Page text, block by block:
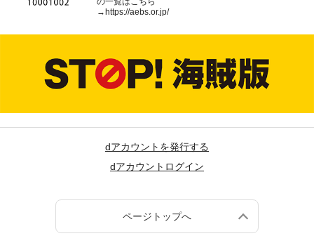
→ https://aebs.or.jp/
dアカウントを発行する
dアカウントログイン
ページトップへ